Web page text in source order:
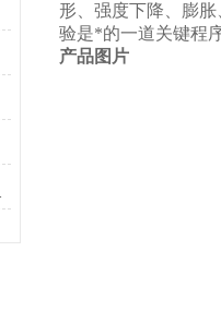
形、强度下降、膨
验是*的一道关键程
产品图片